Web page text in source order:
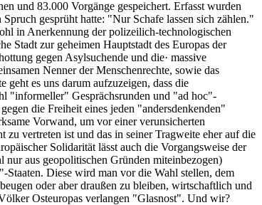
und 83.000 Vorgänge gespeichert. Erfasst wurden
gesprüht hatte: "Nur Schafe lassen sich zählen."
in Anerkennung der polizeilich-technologischen
Stadt zur geheimen Hauptstadt des Europas der
gegen Asylsuchende und die· massive
Nenner der Menschenrechte, sowie das
es uns darum aufzuzeigen, dass die
"informeller" Gesprächsrunden und "ad hoc"-
die Freiheit eines jeden "andersdenkenden"
Vorwand, um vor einer verunsicherten
vertreten ist und das in seiner Tragweite eher auf die
Solidarität lässt auch die Vorgangsweise der
aus geopolitischen Gründen miteinbezogen)
Diese wird man vor die Wahl stellen, dem
oder aber draußen zu bleiben, wirtschaftlich und
Osteuropas verlangen "Glasnost". Und wir?